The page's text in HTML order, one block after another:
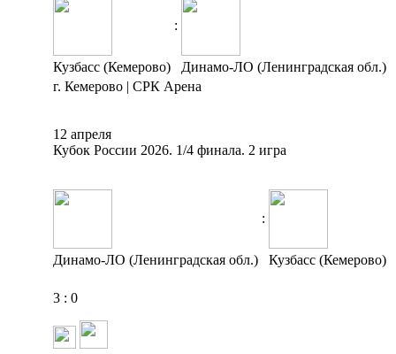
:
Кузбасс (Кемерово)
Динамо-ЛО (Ленинградская обл.)
г. Кемерово | СРК Арена
12 апреля
Кубок России 2026. 1/4 финала. 2 игра
:
Динамо-ЛО (Ленинградская обл.) Кузбасс (Кемерово)
3 : 0